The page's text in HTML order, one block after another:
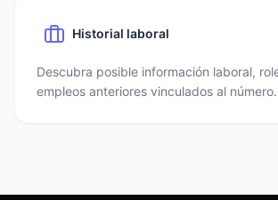
Historial laboral
Descubra posible información laboral,
empleos anteriores vinculados al número.